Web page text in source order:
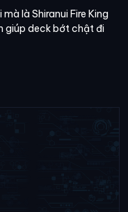
là Shiranui Fire King
giúp deck bớt chật đi